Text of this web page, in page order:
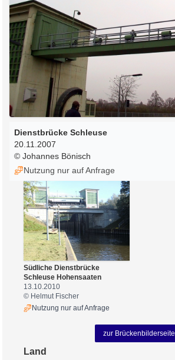
Dienstbrücke Schleuse
20.11.2007
© Johannes Bönisch
Nutzung nur auf Anfrage
Südliche Dienstbrücke
Schleuse Hohensaaten
13.10.2010
© Helmut Fischer
Nutzung nur auf Anfrage
zur Brückenbilderseite
Land